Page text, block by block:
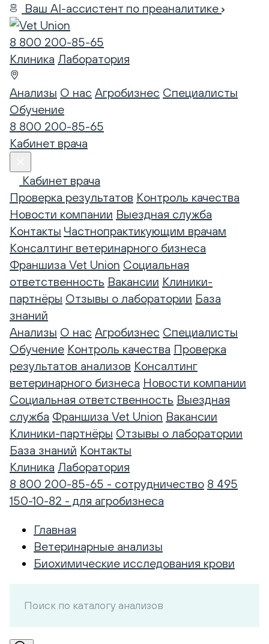
Ваш AI-ассистент по преаналитике
8 800 200-85-65
Клиника Лаборатория
Анализы О нас Агробизнес Специалисты
Обучение
8 800 200-85-65
Кабинет врача
Кабинет врача
Проверка результатов Контроль качества
Новости компании Выездная служба
Контакты Частнопрактикующим врачам
Консалтинг ветеринарного бизнеса
Франшиза Vet Union Социальная
ответственность Вакансии Клиники-
партнёры Отзывы о лаборатории База
знаний
Анализы О нас Агробизнес Специалисты
Обучение Контроль качества Проверка
результатов анализов Консалтинг
ветеринарного бизнеса Новости компании
Социальная ответственность Выездная
служба Франшиза Vet Union Вакансии
Клиники-партнёры Отзывы о лаборатории
База знаний Контакты
Клиника Лаборатория
8 800 200-85-65 - сотрудничество 8 495
150-10-82 - для агробизнеса
Главная
Ветеринарные анализы
Биохимические исследования крови